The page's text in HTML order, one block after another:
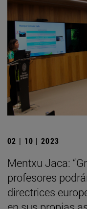
02 | 10 | 2023
Mentxu Jaca:
profesores
directrices